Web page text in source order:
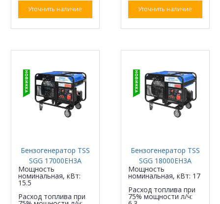
Уточнить наличие Уточнить наличие
Бензогенератор TSS
SGG 17000EH3A
Мощность
номинальная, кВт:
15.5
Расход топлива при
Бензогенератор TSS
SGG 18000EH3A
Мощность
номинальная, кВт: 17
Расход топлива при
75% мощности л/ч: